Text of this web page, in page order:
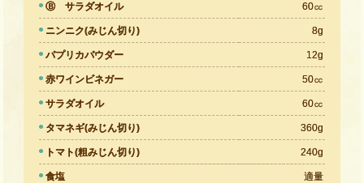
Ⓑ サラダオイル 60㏄
ニンニク(みじん切り) 8g
パプリカパウダー 12g
赤ワインビネガー 50㏄
サラダオイル 60㏄
タマネギ(みじん切り) 360g
トマト(粗みじん切り) 240g
食塩 適量